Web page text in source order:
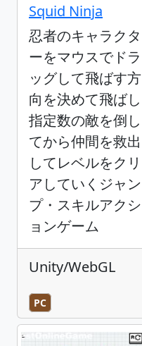
Squid Ninja
忍者のキャラクタ
ーをマウスでドラ
ッグして飛ばす方
向を決めて飛ばし
指定数の敵を倒し
てから仲間を救出
してレベルをクリ
アしていくジャン
プ・スキルアクシ
ョンゲーム
Unity/WebGL
PC